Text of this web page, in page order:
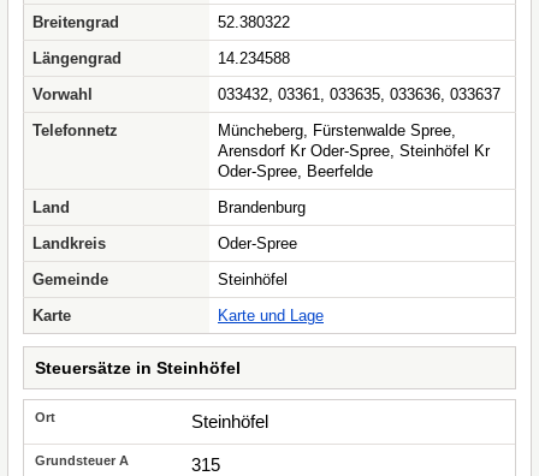
Breitengrad
52.380322
Längengrad
14.234588
Vorwahl
033432, 03361, 033635, 033636, 033637
Telefonnetz
Müncheberg, Fürstenwalde Spree,
Arensdorf Kr Oder-Spree, Steinhöfel Kr
Oder-Spree, Beerfelde
Land
Brandenburg
Landkreis
Oder-Spree
Gemeinde
Steinhöfel
Karte
Karte und Lage
Steuersätze in Steinhöfel
Steinhöfel
315